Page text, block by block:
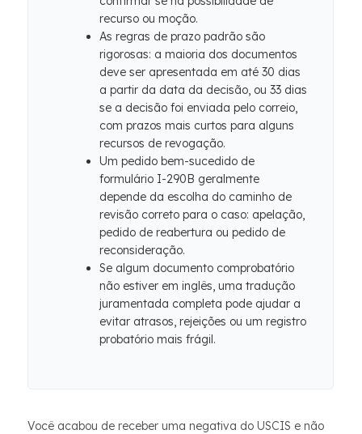
recurso ou moção.
As regras de prazo padrão são
rigorosas: a maioria dos documentos
deve ser apresentada em até 30 dias
a partir da data da decisão, ou 33 dias
se a decisão foi enviada pelo correio,
com prazos mais curtos para alguns
recursos de revogação.
Um pedido bem-sucedido de
formulário I-290B geralmente
depende da escolha do caminho de
revisão correto para o caso: apelação,
pedido de reabertura ou pedido de
reconsideração.
Se algum documento comprobatório
não estiver em inglês, uma tradução
juramentada completa pode ajudar a
evitar atrasos, rejeições ou um registro
probatório mais frágil.
Você acabou de receber uma negativa do USCIS e não